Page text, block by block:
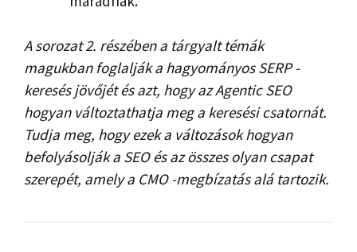
A sorozat 2. részében a tárgyalt témák
magukban foglalják a hagyományos SERP -
keresés jövőjét és azt, hogy az Agentic SEO
hogyan változtathatja meg a keresési csatornát.
Tudja meg, hogy ezek a változások hogyan
befolyásolják a SEO és az összes olyan csapat
szerepét, amely a CMO -megbízatás alá tartozik.